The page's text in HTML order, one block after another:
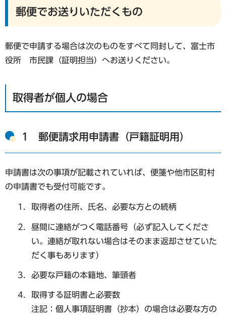
郵便でお送りいただくもの
郵便で申請する場合は次のものをすべて同封して、富士市
役所 市民課（証明担当）へお送りください。
取得者が個人の場合
1 郵便請求用申請書（戸籍証明用）
申請書は次の事項が記載されていれば、便箋や他市区町村
の申請書でも受付可能です。
取得者の住所、氏名、必要な方との続柄
昼間に連絡がつく電話番号（必ず記入してくださ
い。連絡が取れない場合はそのまま返却させていた
だく事もあります）
必要な戸籍の本籍地、筆頭者
取得する証明書と必要数
注記：個人事項証明書（抄本）の場合は必要な方の